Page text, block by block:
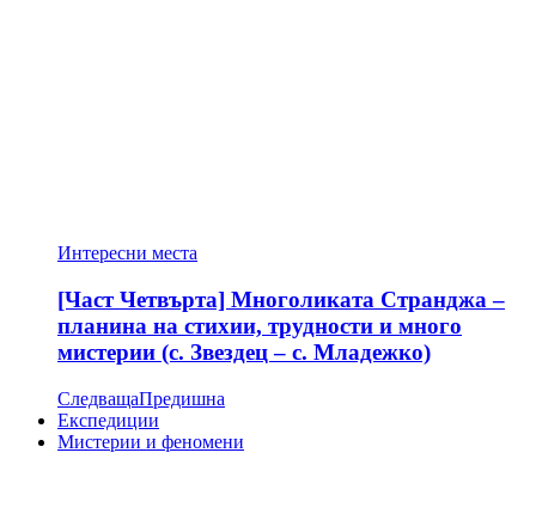
Интересни места
[Част Четвърта] Многоликата Странджа –
планина на стихии, трудности и много
мистерии (с. Звездец – с. Младежко)
СледващаПредишна
Експедиции
Мистерии и феномени